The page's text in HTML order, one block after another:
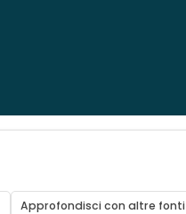
Approfondisci con altre fonti